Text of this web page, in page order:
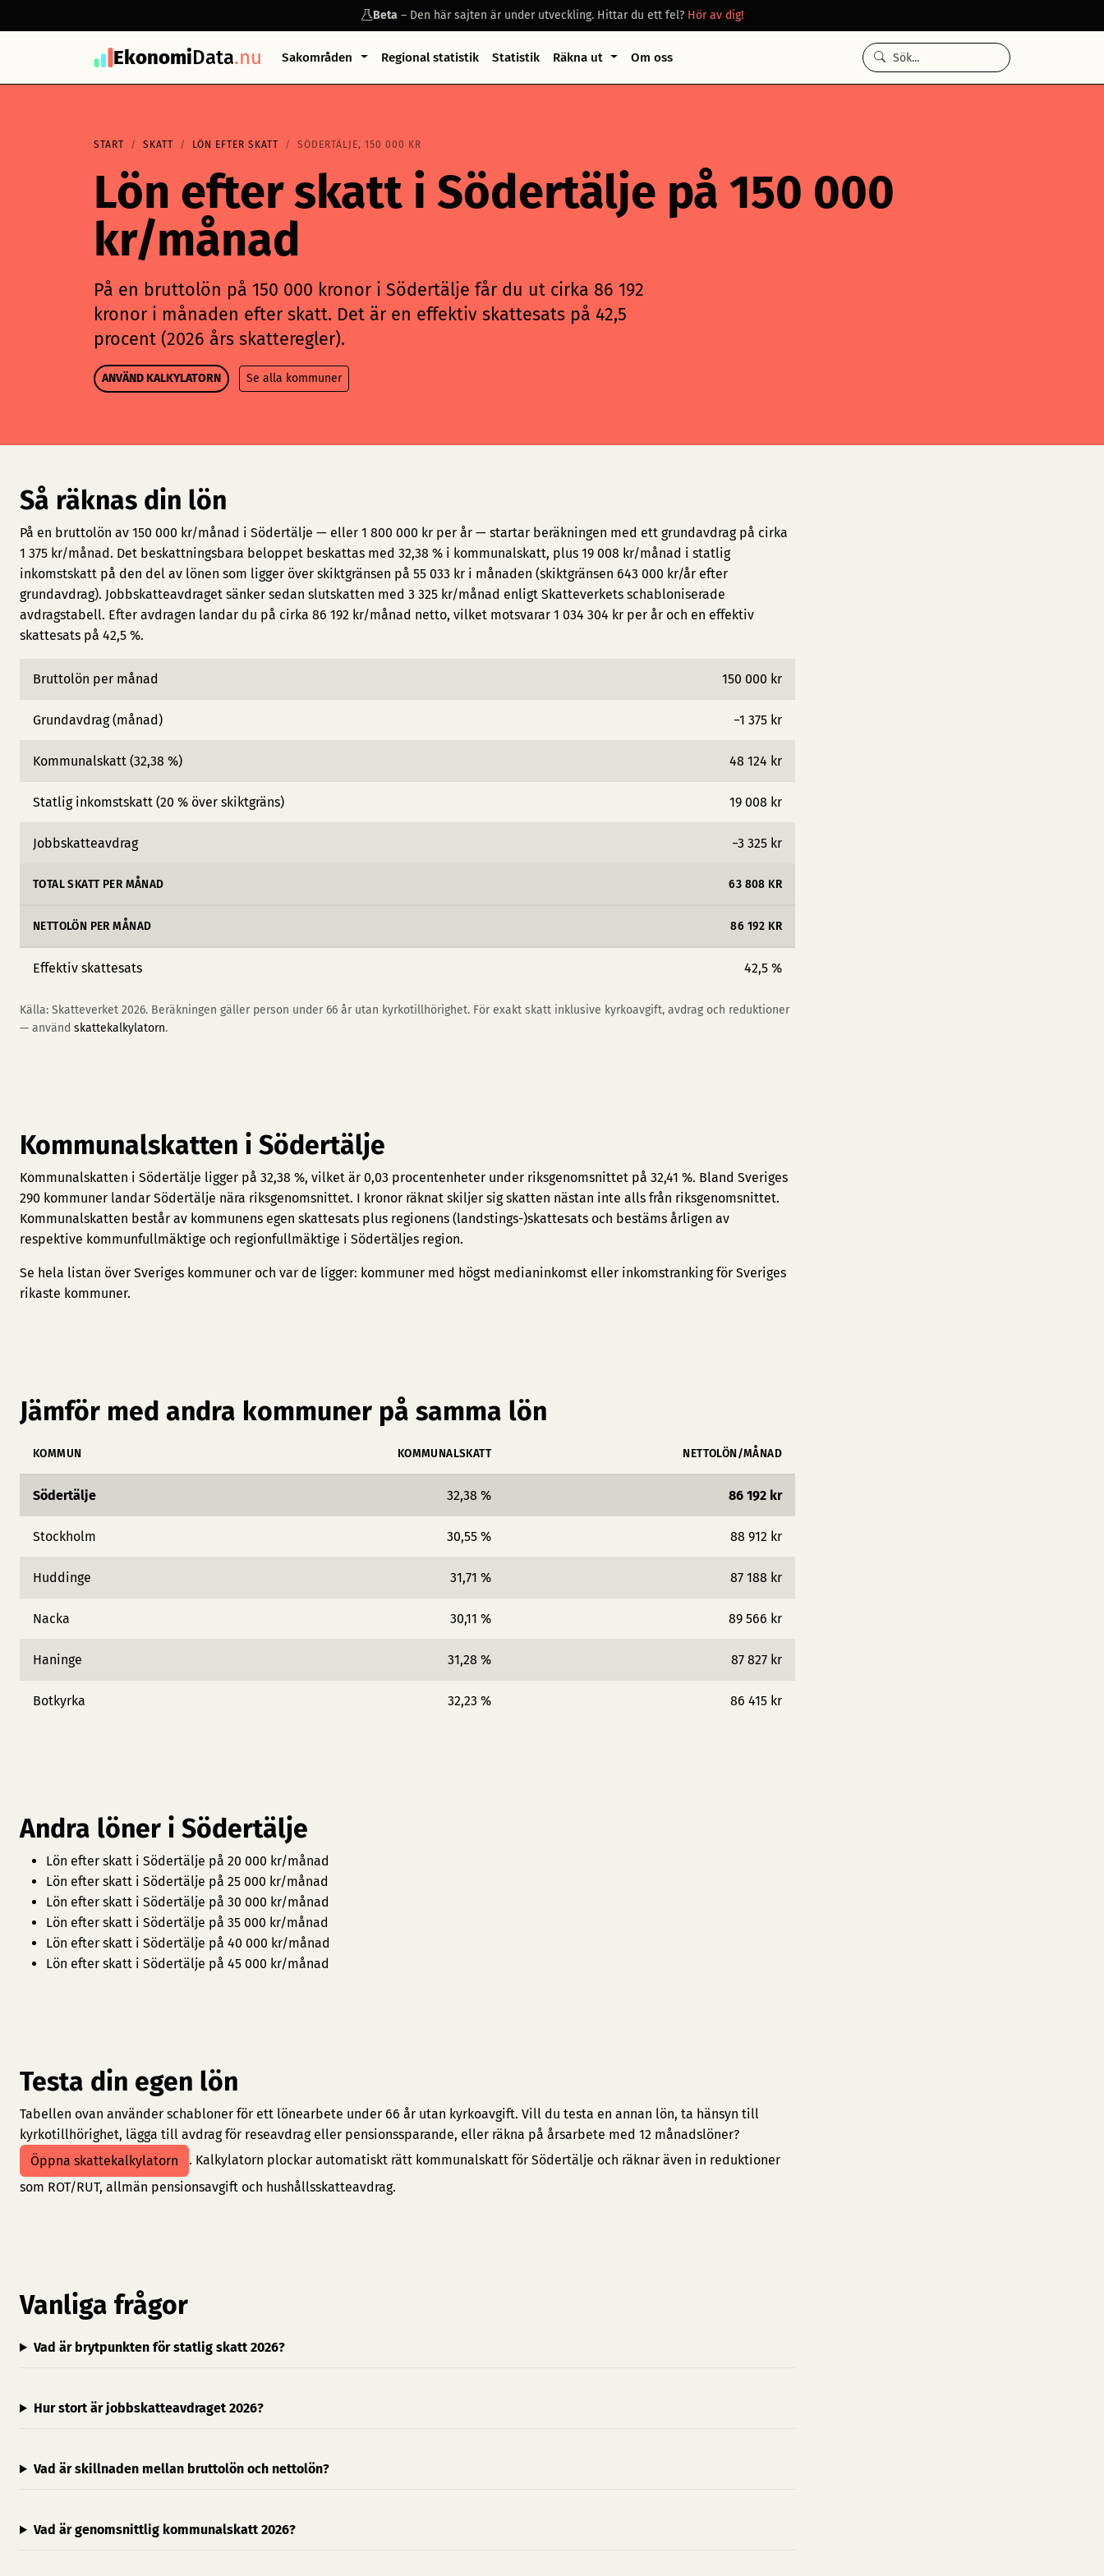
Beta– Den här sajten är under utveckling. Hittar du ett fel? Hör av dig!
EkonomiData.nu Sakområden Regional statistik Statistik Räkna ut Om oss
START SKATT LÖN EFTER SKATT SÖDERTÄLJE, 150 000 KR
Lön efter skatt i Södertälje på 150 000
kr/månad
På en bruttolön på 150 000 kronor i Södertälje får du ut cirka 86 192
kronor i månaden efter skatt. Det är en effektiv skattesats på 42,5
procent (2026 års skatteregler).
ANVÄND KALKYLATORN Se alla kommuner
Så räknas din lön
På en bruttolön av 150 000 kr/månad i Södertälje — eller 1 800 000 kr per år — startar beräkningen med ett grundavdrag på cirka
1 375 kr/månad. Det beskattningsbara beloppet beskattas med 32,38 % i kommunalskatt, plus 19 008 kr/månad i statlig
inkomstskatt på den del av lönen som ligger över skiktgränsen på 55 033 kr i månaden (skiktgränsen 643 000 kr/år efter
grundavdrag). Jobbskatteavdraget sänker sedan slutskatten med 3 325 kr/månad enligt Skatteverkets schabloniserade
avdragstabell. Efter avdragen landar du på cirka 86 192 kr/månad netto, vilket motsvarar 1 034 304 kr per år och en effektiv
skattesats på 42,5 %.
Bruttolön per månad 150 000 kr
Grundavdrag (månad) −1 375 kr
Kommunalskatt (32,38 %) 48 124 kr
Statlig inkomstskatt (20 % över skiktgräns) 19 008 kr
Jobbskatteavdrag −3 325 kr
TOTAL SKATT PER MÅNAD 63 808 KR
NETTOLÖN PER MÅNAD 86 192 KR
Effektiv skattesats 42,5 %
Källa: Skatteverket 2026. Beräkningen gäller person under 66 år utan kyrkotillhörighet. För exakt skatt inklusive kyrkoavgift, avdrag och reduktioner
— använd skattekalkylatorn.
Kommunalskatten i Södertälje
Kommunalskatten i Södertälje ligger på 32,38 %, vilket är 0,03 procentenheter under riksgenomsnittet på 32,41 %. Bland Sveriges
290 kommuner landar Södertälje nära riksgenomsnittet. I kronor räknat skiljer sig skatten nästan inte alls från riksgenomsnittet.
Kommunalskatten består av kommunens egen skattesats plus regionens (landstings-)skattesats och bestäms årligen av
respektive kommunfullmäktige och regionfullmäktige i Södertäljes region.
Se hela listan över Sveriges kommuner och var de ligger: kommuner med högst medianinkomst eller inkomstranking för Sveriges
rikaste kommuner.
Jämför med andra kommuner på samma lön
KOMMUN KOMMUNALSKATT NETTOLÖN/MÅNAD
Södertälje 32,38 % 86 192 kr
Stockholm 30,55 % 88 912 kr
Huddinge 31,71 % 87 188 kr
Nacka 30,11 % 89 566 kr
Haninge 31,28 % 87 827 kr
Botkyrka 32,23 % 86 415 kr
Andra löner i Södertälje
Lön efter skatt i Södertälje på 20 000 kr/månad
Lön efter skatt i Södertälje på 25 000 kr/månad
Lön efter skatt i Södertälje på 30 000 kr/månad
Lön efter skatt i Södertälje på 35 000 kr/månad
Lön efter skatt i Södertälje på 40 000 kr/månad
Lön efter skatt i Södertälje på 45 000 kr/månad
Testa din egen lön
Tabellen ovan använder schabloner för ett lönearbete under 66 år utan kyrkoavgift. Vill du testa en annan lön, ta hänsyn till
kyrkotillhörighet, lägga till avdrag för reseavdrag eller pensionssparande, eller räkna på årsarbete med 12 månadslöner?
Öppna skattekalkylatorn
. Kalkylatorn plockar automatiskt rätt kommunalskatt för Södertälje och räknar även in reduktioner
som ROT/RUT, allmän pensionsavgift och hushållsskatteavdrag.
Vanliga frågor
Vad är brytpunkten för statlig skatt 2026?
Hur stort är jobbskatteavdraget 2026?
Vad är skillnaden mellan bruttolön och nettolön?
Vad är genomsnittlig kommunalskatt 2026?